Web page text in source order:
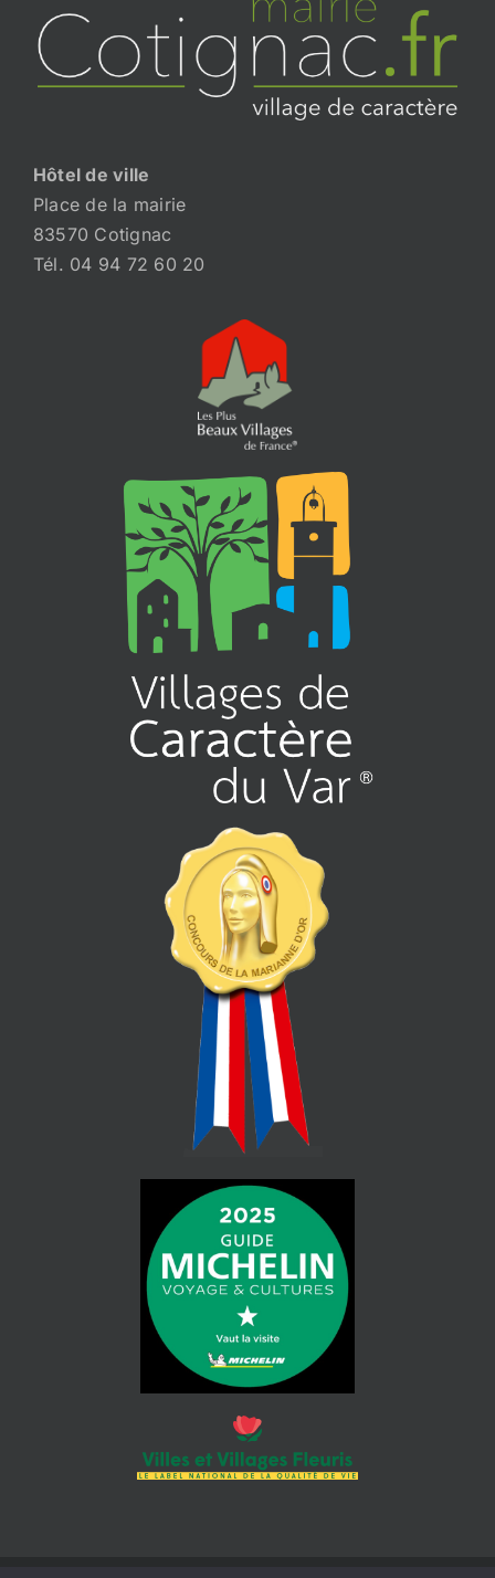
Hôtel de ville
Place de la mairie
83570 Cotignac
Tél. 04 94 72 60 20